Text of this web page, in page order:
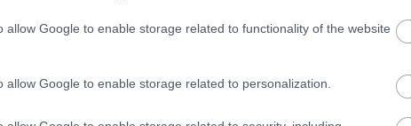
allow Google to enable storage related to functionality of the website
allow Google to enable storage related to personalization.
efekt.